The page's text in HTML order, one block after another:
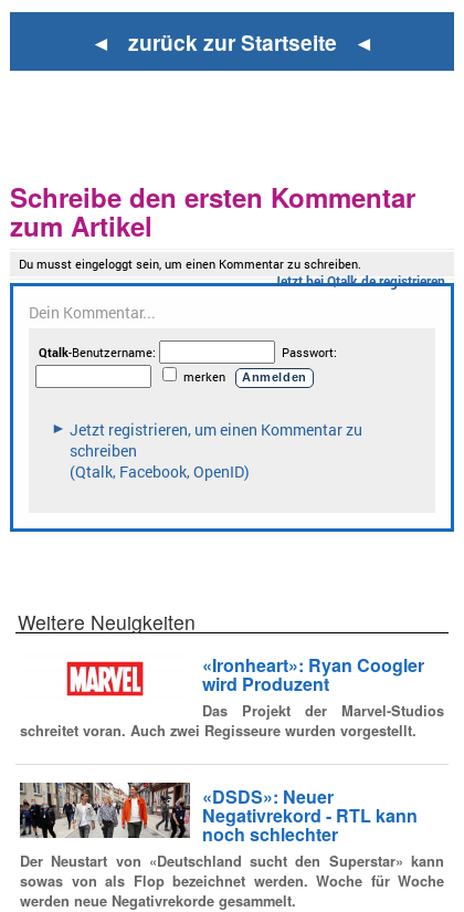
◄ zurück zur Startseite ◄
Schreibe den ersten Kommentar
zum Artikel
Weitere Neuigkeiten
«Ironheart»: Ryan Coogler
wird Produzent
Das Projekt der Marvel-Studios
schreitet voran. Auch zwei Regisseure wurden vorgestellt.
«DSDS»: Neuer
Negativrekord - RTL kann
noch schlechter
Der Neustart von «Deutschland sucht den Superstar» kann
sowas von als Flop bezeichnet werden. Woche für Woche
werden neue Negativrekorde gesammelt.